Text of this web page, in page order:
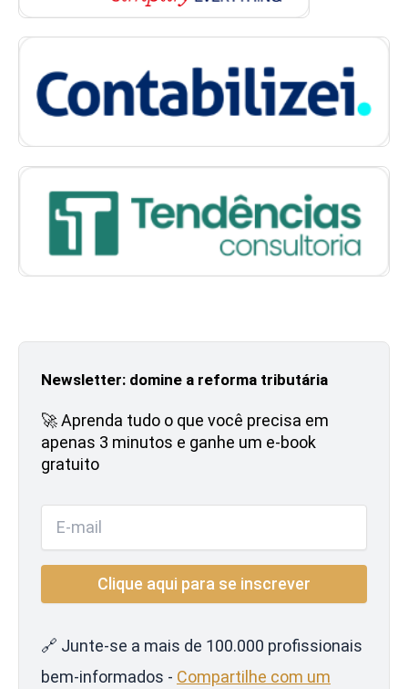
Newsletter: domine a reforma tributária
🚀 Aprenda tudo o que você precisa em
apenas 3 minutos e ganhe um e-book
gratuito
🔗 Junte-se a mais de 100.000 profissionais
bem-informados - Compartilhe com um